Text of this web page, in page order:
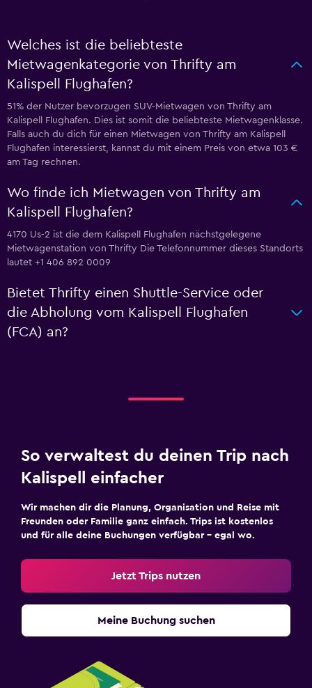
Welches ist die beliebteste
Mietwagenkategorie von Thrifty am
Kalispell Flughafen?
51% der Nutzer bevorzugen SUV-Mietwagen von Thrifty am
Kalispell Flughafen. Dies ist somit die beliebteste Mietwagenklasse.
Falls auch du dich für einen Mietwagen von Thrifty am Kalispell
Flughafen interessierst, kannst du mit einem Preis von etwa 103 €
am Tag rechnen.
Wo finde ich Mietwagen von Thrifty am
Kalispell Flughafen?
4170 Us-2 ist die dem Kalispell Flughafen nächstgelegene
Mietwagenstation von Thrifty Die Telefonnummer dieses Standorts
lautet +1 406 892 0009
Bietet Thrifty einen Shuttle-Service oder
die Abholung vom Kalispell Flughafen
(FCA) an?
So verwaltest du deinen Trip nach
Kalispell einfacher
Wir machen dir die Planung, Organisation und Reise mit
Freunden oder Familie ganz einfach. Trips ist kostenlos
und für alle deine Buchungen verfügbar – egal wo.
Jetzt Trips nutzen
Meine Buchung suchen